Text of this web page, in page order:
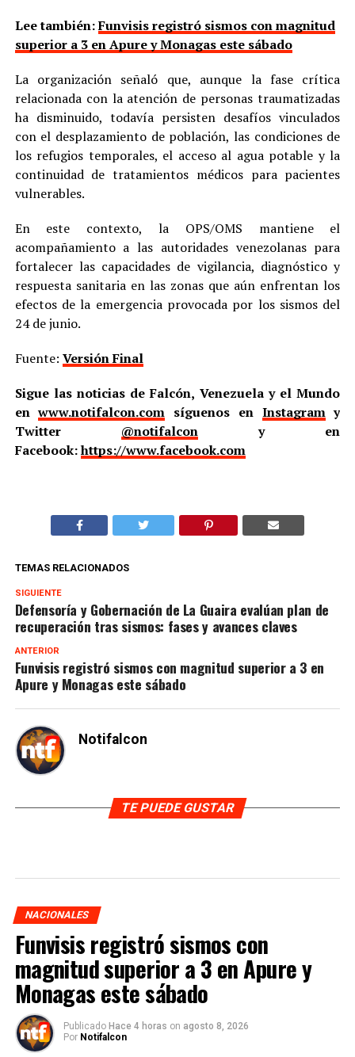
Lee también:Funvisis registró sismos con magnitud
superior a 3 en Apure y Monagas este sábado
La organización señaló que, aunque la fase crítica
relacionada con la atención de personas traumatizadas
ha disminuido, todavía persisten desafíos vinculados
con el desplazamiento de población, las condiciones de
los refugios temporales, el acceso al agua potable y la
continuidad de tratamientos médicos para pacientes
vulnerables.
En este contexto, la OPS/OMS mantiene el
acompañamiento a las autoridades venezolanas para
fortalecer las capacidades de vigilancia, diagnóstico y
respuesta sanitaria en las zonas que aún enfrentan los
efectos de la emergencia provocada por los sismos del
24 de junio.
Fuente: Versión Final
Sigue las noticias de Falcón, Venezuela y el Mundo
enwww.notifalcon.com síguenos en Instagramy
Twitter @notifalcony en
Facebook:https://www.facebook.com
TEMAS RELACIONADOS
SIGUIENTE
Defensoría y Gobernación de La Guaira evalúan plan de
recuperación tras sismos: fases y avances claves
ANTERIOR
Funvisis registró sismos con magnitud superior a 3 en
Apure y Monagas este sábado
Notifalcon
TE PUEDE GUSTAR
NACIONALES
Funvisis registró sismos con
magnitud superior a 3 en Apure y
Monagas este sábado
Publicado Hace 4 horas on agosto 8, 2026
Por Notifalcon